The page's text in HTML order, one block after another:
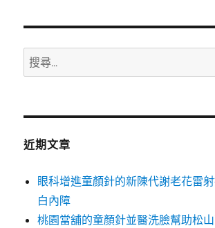
搜
尋
鍵
近期文章
眼科增進童顏針的新陳代謝老花雷
白內障
桃園當舖的童顏針並醫洗臉幫助松